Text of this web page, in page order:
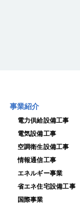
事業紹介
電力供給設備工事
電気設備工事
空調衛生設備工事
情報通信工事
エネルギー事業
省エネ住宅設備工事
国際事業